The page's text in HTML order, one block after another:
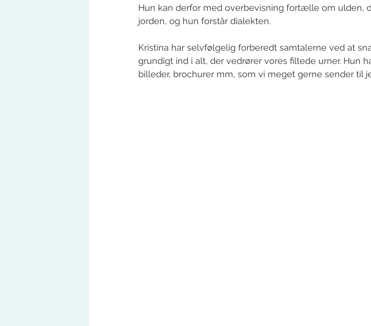
Hun kan derfor med overbevisning fortælle om ulden,
jorden, og hun forstår dialekten.
Kristina har selvfølgelig forberedt samtalerne ved at
grundigt ind i alt, der vedrører vores filtede urner. Hun
billeder, brochurer mm, som vi meget gerne sender til